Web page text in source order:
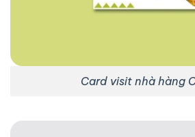
Card visit nhà hàng